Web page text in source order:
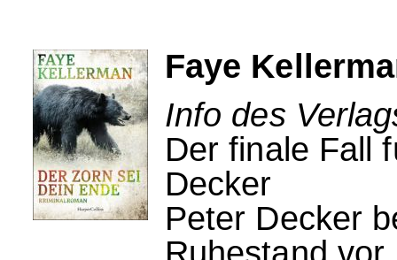
Faye
Info des
Der finale Fall
Decker
Peter Decker
Ruhestand